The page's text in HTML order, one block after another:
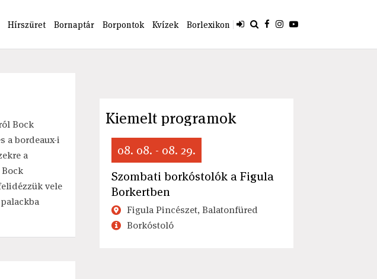
Hírszüret Bornaptár Borpontok Kvízek Borlexikon
Bock
a bordeaux-i
a
vele
Kiemelt programok
08. 08. - 08. 29.
Szombati borkóstolók a Figula
Borkertben
Figula Pincészet, Balatonfüred
Borkóstoló